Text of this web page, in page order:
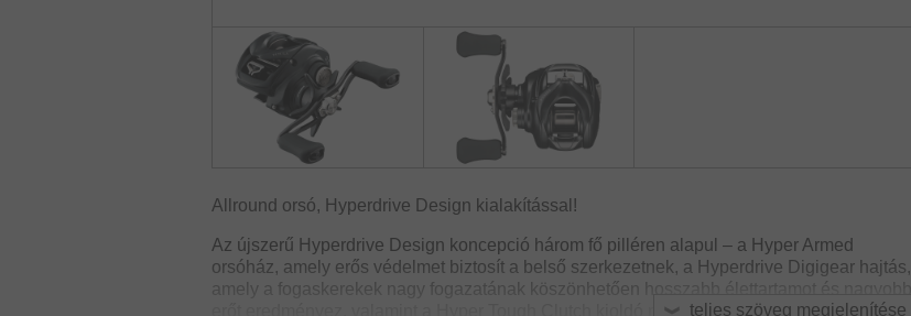
teljes szöveg megjelenítése
Allround orsó, Hyperdrive Design kialakítással!
Az újszerű Hyperdrive Design koncepció három fő pilléren alapul – a Hyper Armed
orsóház, amely erős védelmet biztosít a belső szerkezetnek, a Hyperdrive Digigear hajtás,
amely a fogaskerekek nagy fogazatának köszönhetően hosszabb élettartamot és nagyobb
erőt eredményez, valamint a Hyper Tough Clutch kioldó mechanizmus, ami